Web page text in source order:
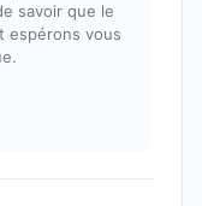
savoir que le
espérons vous